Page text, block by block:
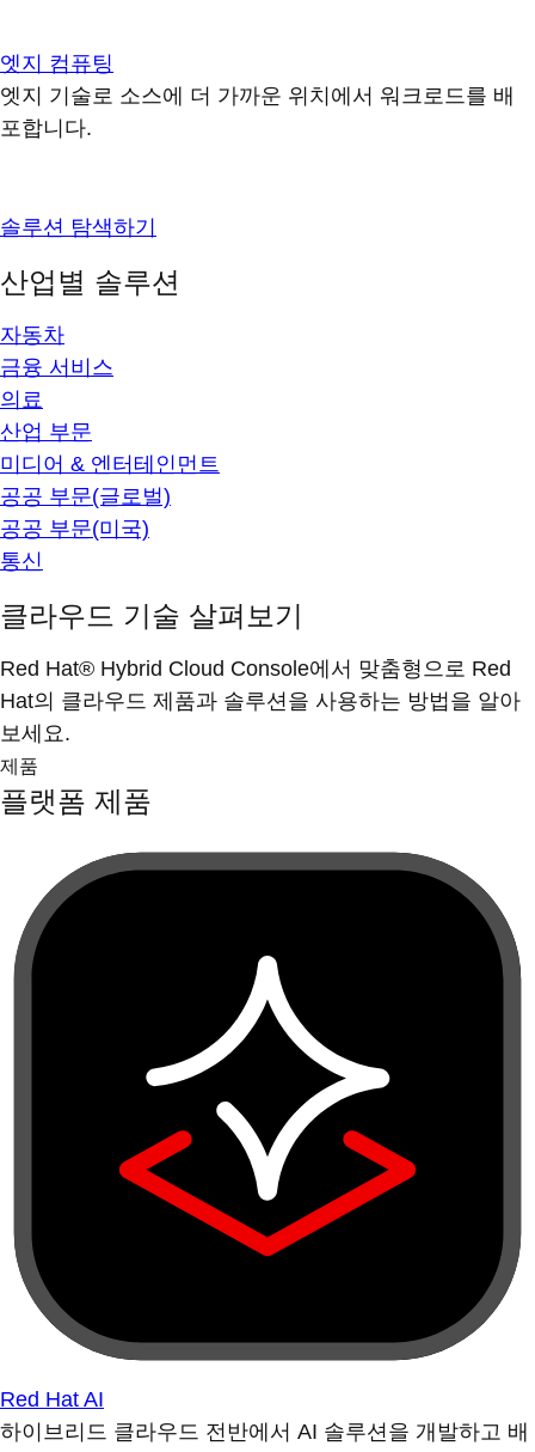
엣지 컴퓨팅
엣지 기술로 소스에 더 가까운 위치에서 워크로드를 배
포합니다.
솔루션 탐색하기
산업별 솔루션
자동차
금융 서비스
의료
산업 부문
미디어 & 엔터테인먼트
공공 부문(글로벌)
공공 부문(미국)
통신
클라우드 기술 살펴보기
Red Hat® Hybrid Cloud Console에서 맞춤형으로 Red
Hat의 클라우드 제품과 솔루션을 사용하는 방법을 알아
보세요.
제품
플랫폼 제품
Red Hat AI
하이브리드 클라우드 전반에서 AI 솔루션을 개발하고 배